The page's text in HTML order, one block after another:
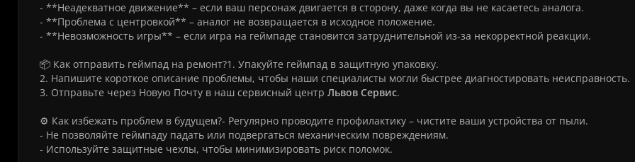
- **Неадекватное движение** – если ваш персонаж двигается в сторону, даже когда вы не касаетесь аналога.
- **Проблема с центровкой** – аналог не возвращается в исходное положение.
- **Невозможность игры** – если игра на геймпаде становится затруднительной из-за некорректной реакции.
📦 Как отправить геймпад на ремонт?1. Упакуйте геймпад в защитную упаковку.
2. Напишите короткое описание проблемы, чтобы наши специалисты могли быстрее диагностировать неисправность.
3. Отправьте через Новую Почту в наш сервисный центр Львов Сервис.
⚙️ Как избежать проблем в будущем?- Регулярно проводите профилактику – чистите ваши устройства от пыли.
- Не позволяйте геймпаду падать или подвергаться механическим повреждениям.
- Используйте защитные чехлы, чтобы минимизировать риск поломок.